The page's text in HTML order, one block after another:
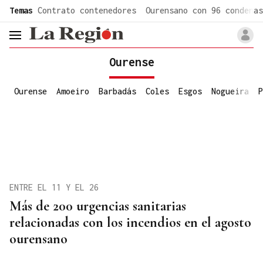
Temas Contrato contenedores Ourensano con 96 condenas
header.menu.open
Ourense
Ourense Amoeiro Barbadás Coles Esgos Nogueira
Más de 200 urgencias sanitarias
relacionadas con los incendios en el agosto
ourensano
ENTRE EL 11 Y EL 26